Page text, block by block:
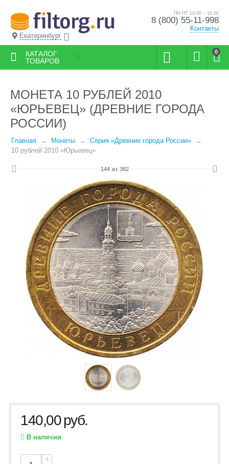
Екатеринбург
ПН-ПТ 10.00 – 18.00
8 (800) 55-11-998
Контакты
0
КАТАЛОГ
ТОВАРОВ
МОНЕТА 10 РУБЛЕЙ 2010
«ЮРЬЕВЕЦ» (ДРЕВНИЕ ГОРОДА
РОССИИ)
Главная Монеты
Серия «Древние города России»
10 рублей 2010 «Юрьевец»
144 из 382
140,00руб.
В наличии
+